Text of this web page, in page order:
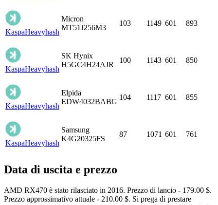
KaspaHeavyhash
Micron
MT51J256M3
103 1149 601 893
KaspaHeavyhash
SK Hynix
H5GC4H24AJR
100 1143 601 850
KaspaHeavyhash
Elpida
EDW4032BABG
104 1117 601 855
KaspaHeavyhash
Samsung
K4G20325FS
87 1071 601 761
Data di uscita e prezzo
AMD RX470 è stato rilasciato in 2016. Prezzo di lancio - 179.00 $.
Prezzo approssimativo attuale - 210.00 $. Si prega di prestare